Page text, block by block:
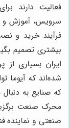
فعالیت دارند
سرویس، آموزش و
فرآیند خرید و
بیشتری تصمیم
ایران بسیاری از
شده‌اند که آیوما
که صنایع به
محرک صنعت
صنعتی و نماینده